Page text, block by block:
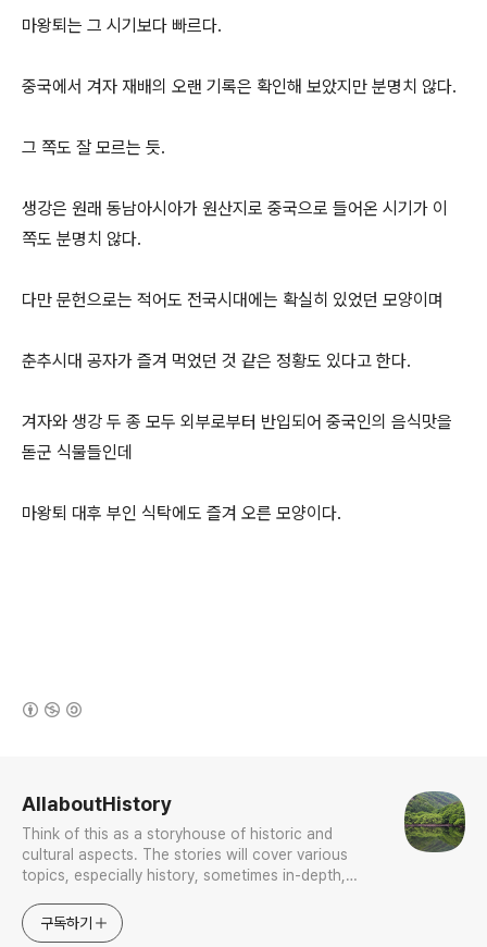
마왕퇴는 그 시기보다 빠르다.
중국에서 겨자 재배의 오랜 기록은 확인해 보았지만 분명치 않다.
그 쪽도 잘 모르는 듯.
생강은 원래 동남아시아가 원산지로 중국으로 들어온 시기가 이
쪽도 분명치 않다.
다만 문헌으로는 적어도 전국시대에는 확실히 있었던 모양이며
춘추시대 공자가 즐겨 먹었던 것 같은 정황도 있다고 한다.
겨자와 생강 두 종 모두 외부로부터 반입되어 중국인의 음식맛을
돋군 식물들인데
마왕퇴 대후 부인 식탁에도 즐겨 오른 모양이다.
AllaboutHistory
Think of this as a storyhouse of historic and
cultural aspects. The stories will cover various
topics, especially history, sometimes in-depth,
approach will be to resist any common sense or
generalized viewpoint
구독하기